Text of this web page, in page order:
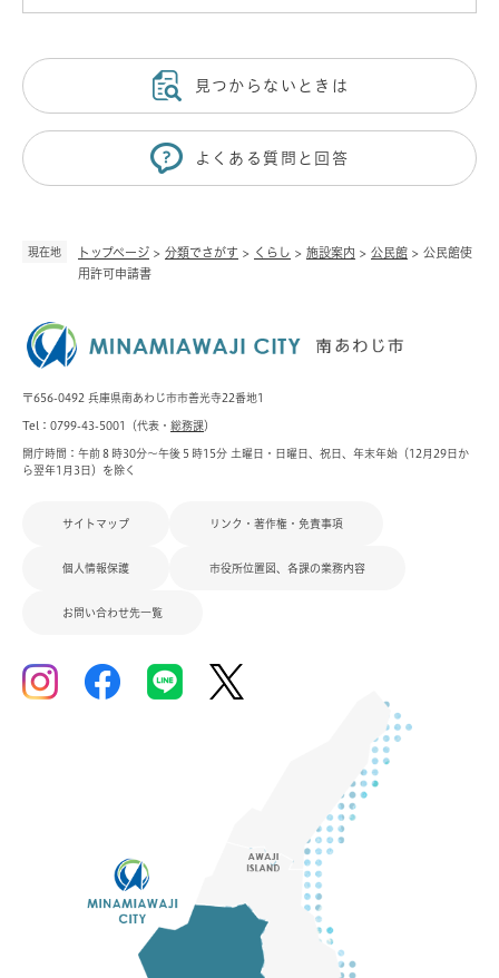
現在地 トップページ > 分類でさがす > くらし > 施設案内 > 公民館 > 公民館使
用許可申請書
見つからないときは
よくある質問と回答
〒656-0492 兵庫県南あわじ市市善光寺22番地1
Tel：0799-43-5001（代表・ 総務課）
開庁時間：午前８時30分～午後５時15分 土曜日・日曜日、祝日、年末年始（12月29日か
ら翌年1月3日）を除く
サイトマップ リンク・著作権・免責事項
個人情報保護 市役所位置図、各課の業務内容
お問い合わせ先一覧